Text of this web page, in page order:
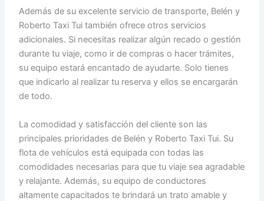
Además de su excelente servicio de transporte, Belén y
Roberto Taxi Tui también ofrece otros servicios
adicionales. Si necesitas realizar algún recado o gestión
durante tu viaje, como ir de compras o hacer trámites,
su equipo estará encantado de ayudarte. Solo tienes
que indicarlo al realizar tu reserva y ellos se encargarán
de todo.
La comodidad y satisfacción del cliente son las
principales prioridades de Belén y Roberto Taxi Tui. Su
flota de vehículos está equipada con todas las
comodidades necesarias para que tu viaje sea agradable
y relajante. Además, su equipo de conductores
altamente capacitados te brindará un trato amable y